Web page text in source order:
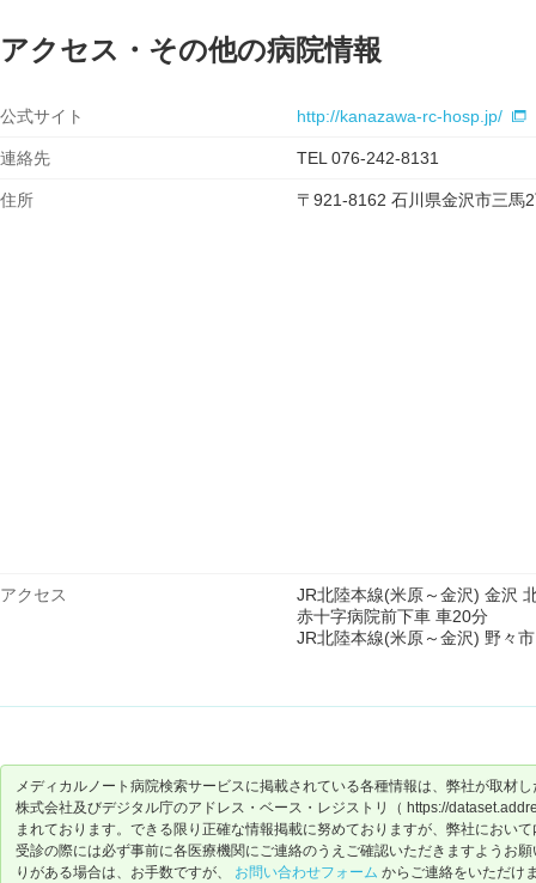
アクセス・その他の病院情報
公式サイト http://kanazawa-rc-hosp.jp/
連絡先 TEL 076-242-8131
住所 〒921-8162 石川県金沢市三馬
アクセス
JR北陸本線(米原～金沢) 金沢
赤十字病院前下車 車20分
JR北陸本線(米原～金沢) 野々
メディカルノート病院検索サービスに掲載されている各種情報は、弊社が取材
株式会社及びデジタル庁のアドレス・ベース・レジストリ（ https://
まれております。できる限り正確な情報掲載に努めておりますが、弊社におい
受診の際には必ず事前に各医療機関にご連絡のうえご確認いただきますようお
りがある場合は、お手数ですが、 お問い合わせフォーム からご連絡をいただけ